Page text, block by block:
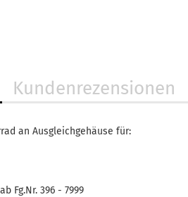
Kundenrezensionen
an Ausgleichgehäuse für:
Fg.Nr. 396 - 7999